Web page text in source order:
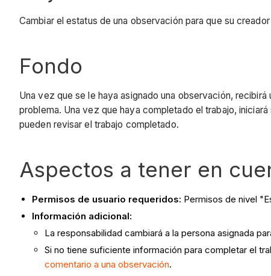
Cambiar el estatus de una observación para que su
Fondo
Una vez que se le haya asignado una observación,
problema. Una vez que haya completado el trabajo,
pueden revisar el trabajo completado.
Aspectos a tener en
Permisos de usuario requeridos: Permisos de nivel
Información adicional:
La responsabilidad cambiará a la persona asignada
Si no tiene suficiente información para completar el
comentario a una observación.